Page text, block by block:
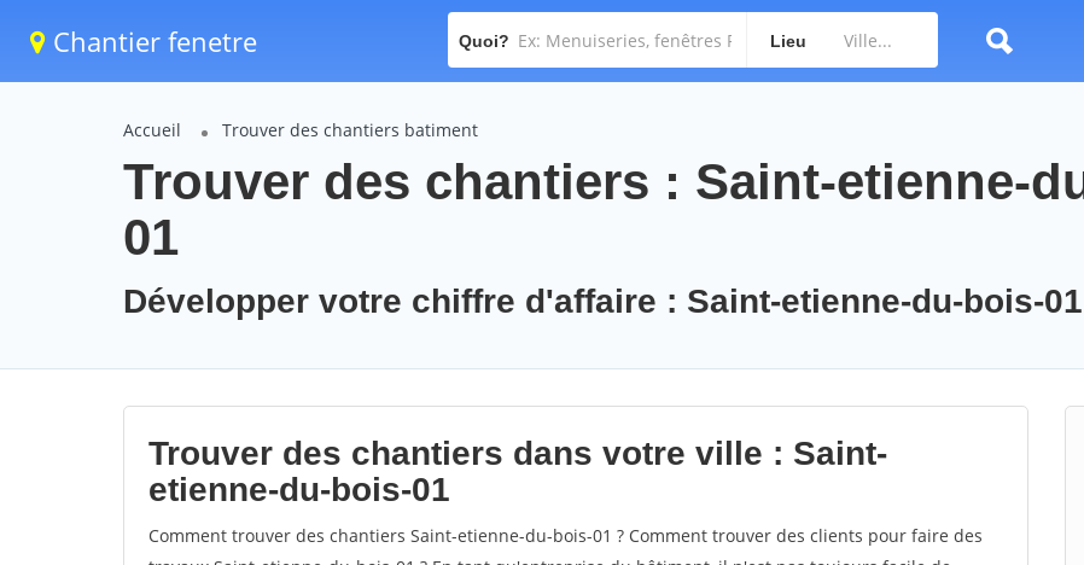
Chantier fenetre Quoi? Lieu
Accueil Trouver des chantiers batiment
Trouver des chantiers : Saint-etienne-
01
Développer votre chiffre d'affaire : Saint-etienne-du-bois-01
Trouver des chantiers dans votre ville : Saint-
etienne-du-bois-01
Comment trouver des chantiers Saint-etienne-du-bois-01 ? Comment trouver des clients pour faire des